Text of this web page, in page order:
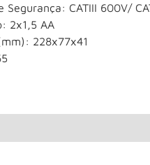
Segurança: CATIII 600V/
2x1,5 AA
228x77x41